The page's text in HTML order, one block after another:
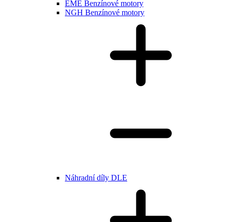
EME Benzínové motory
NGH Benzínové motory
Náhradní díly DLE